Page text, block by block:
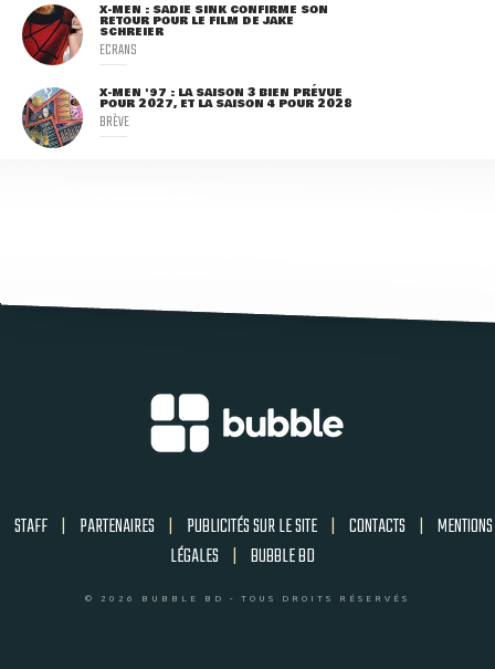
X-MEN : SADIE SINK CONFIRME SON
RETOUR POUR LE FILM DE JAKE
SCHREIER
ECRANS
X-MEN '97 : LA SAISON 3 BIEN PRÉVUE
POUR 2027, ET LA SAISON 4 POUR 2028
BRÈVE
STAFF | PARTENAIRES | PUBLICITÉS SUR LE SITE | CONTACTS | MENTIONS
LÉGALES | BUBBLE BD
© 2026 BUBBLE BD - TOUS DROITS RÉSERVÉS